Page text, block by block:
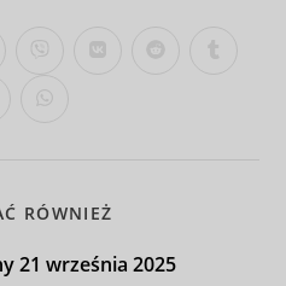
RÓWNIEŻ
21 września 2025